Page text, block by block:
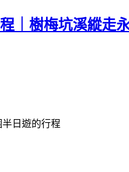
｜樹梅坑溪縱走
日遊的行程